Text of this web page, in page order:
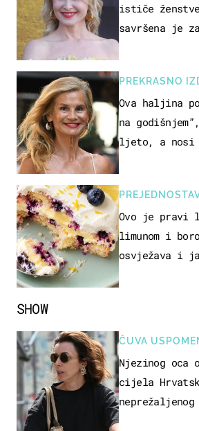
SHOW
ČUVA
Njezinog oca
cijela
neprežaljenog
ističe
savršena je
PREKRASNO
Ova haljina
na
ljeto, a nosi
Ovo je pravi
limunom i
osvježava i